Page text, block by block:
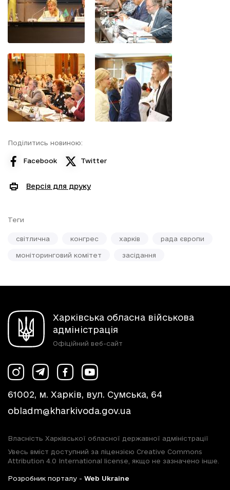
Поділитись новиною:
Facebook Twitter
Версія для друку
Теги
світлична конгрес харків рада європи
моніторинговий комітет засідання
Харківська обласна військова
адміністрація
Офіційний веб-сайт
61002, м. Харків, вул. Сумська, 64
obladm@kharkivoda.gov.ua
Власність Харківської обласної державної адміністрації
Увесь вміст доступний за ліцензією Creative Commons
Attribution 4.0 International license, якщо не зазначено інше.
Розробник порталу - Web Ukraine